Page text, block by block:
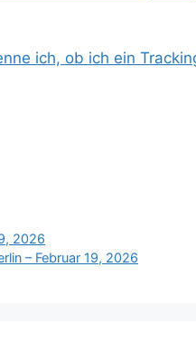
ich, ob ich ein
2026
– Februar 19, 2026